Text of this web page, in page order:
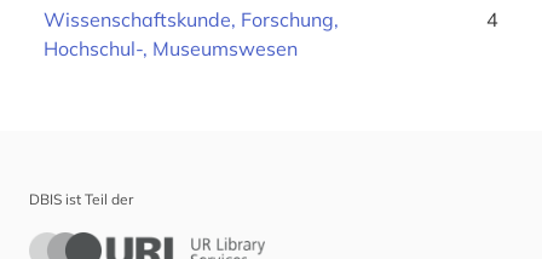
Wissenschaftskunde, Forschung,
Hochschul-, Museumswesen
4
DBIS ist Teil der